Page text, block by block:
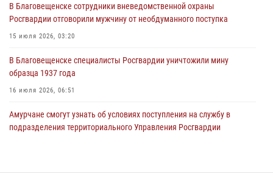
Координационного совета по вопросам частной охранной
деятельности при Управлении Росгвардии по Амурской области
21 июля 2026, 01:10
В Благовещенске сотрудники вневедомственной охраны
Росгвардии отговорили мужчину от необдуманного поступка
15 июля 2026, 03:20
В Благовещенске специалисты Росгвардии уничтожили мину
образца 1937 года
16 июля 2026, 06:51
Амурчане смогут узнать об условиях поступления на службу в
подразделения территориального Управления Росгвардии